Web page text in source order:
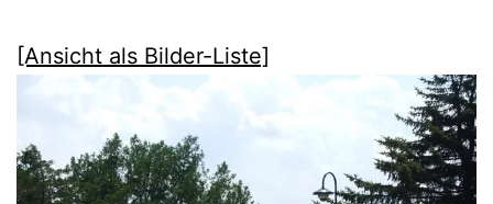
[Ansicht als Bilder-Liste]